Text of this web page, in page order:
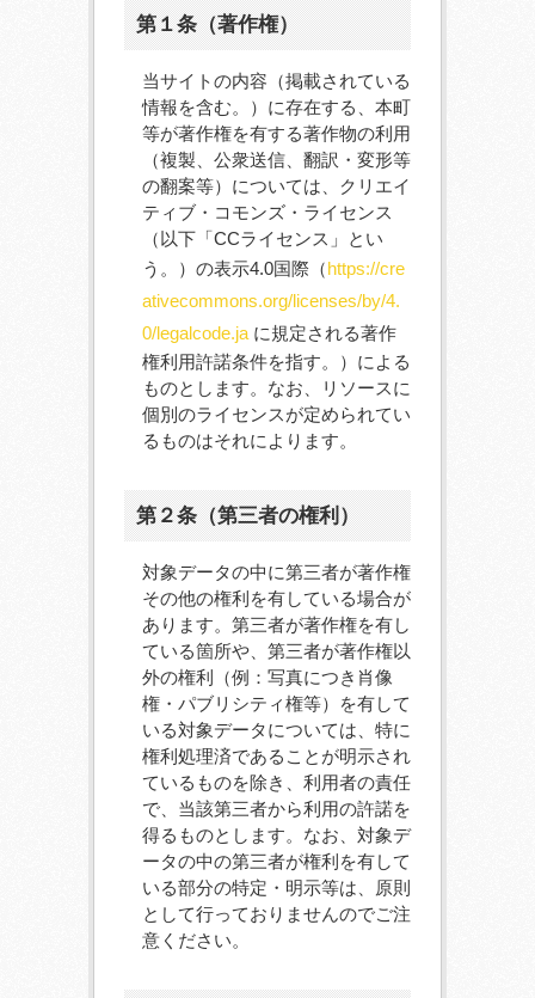
第１条（著作権）
当サイトの内容（掲載されている
情報を含む。）に存在する、本町
等が著作権を有する著作物の利用
（複製、公衆送信、翻訳・変形等
の翻案等）については、クリエイ
ティブ・コモンズ・ライセンス
（以下「CCライセンス」とい
う。）の表示4.0国際（https://cre
ativecommons.org/licenses/by/4.
0/legalcode.ja に規定される著作
権利用許諾条件を指す。）による
ものとします。なお、リソースに
個別のライセンスが定められてい
るものはそれによります。
第２条（第三者の権利）
対象データの中に第三者が著作権
その他の権利を有している場合が
あります。第三者が著作権を有し
ている箇所や、第三者が著作権以
外の権利（例：写真につき肖像
権・パブリシティ権等）を有して
いる対象データについては、特に
権利処理済であることが明示され
ているものを除き、利用者の責任
で、当該第三者から利用の許諾を
得るものとします。なお、対象デ
ータの中の第三者が権利を有して
いる部分の特定・明示等は、原則
として行っておりませんのでご注
意ください。